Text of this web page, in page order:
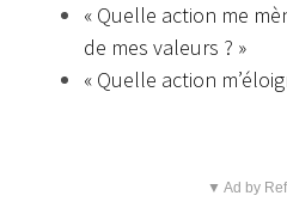
« Quelle action me
de mes valeurs ? »
« Quelle action
▼ Ad by